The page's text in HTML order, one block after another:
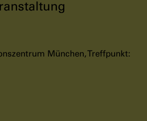
München, Treffpunkt: